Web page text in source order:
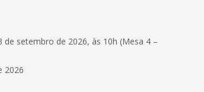
de setembro de 2026, às 10h (Mesa 4 –
2026